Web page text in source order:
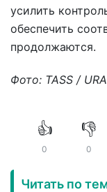
усилить
обеспечить
продолжаются.
Фото: TASS /
👍
0
👎
0
Читать по